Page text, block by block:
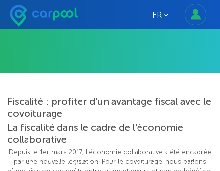
FR
FISCALITÉ : PROFITER D'UN AVANTAGE FISCAL
Fiscalité : profiter d'un avantage fiscal avec le
covoiturage
La fiscalité dans le cadre de l'économie
collaborative
Depuis le 1er mars 2017, l'économie collaborative a été encadrée
par une nouvelle législation. Pour le covoiturage, nous parlons